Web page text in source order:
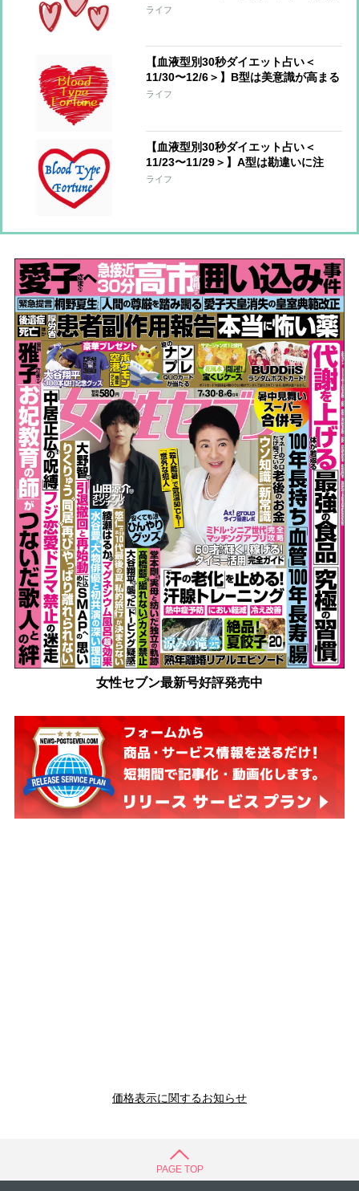
味方に、B型は溜め込んだものが溢れ
ライフ
【血液型別30秒ダイエット占い＜
11/30〜12/6＞】B型は美意識が高まる
とき、O型はハッピーな方を選んで
ライフ
【血液型別30秒ダイエット占い＜
11/23〜11/29＞】A型は勘違いに注
意！AB型は周囲の力に頼ってOK
ライフ
女性セブン最新号好評発売中
価格表示に関するお知らせ
PAGE TOP